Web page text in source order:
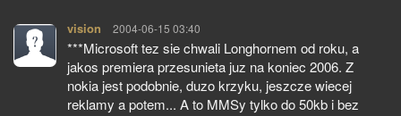
vision pisze:
2004-06-15 03:40
***Microsoft tez sie chwali Longhornem od roku, a
jakos premiera przesunieta juz na koniec 2006. Z
nokia jest podobnie, duzo krzyku, jeszcze wiecej
reklamy a potem... A to MMSy tylko do 50kb i bez